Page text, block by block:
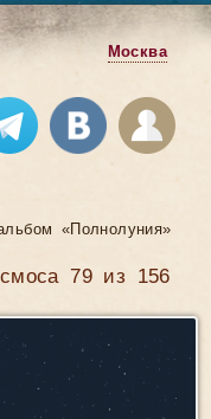
Москва
«Полнолуния»
79 из 156